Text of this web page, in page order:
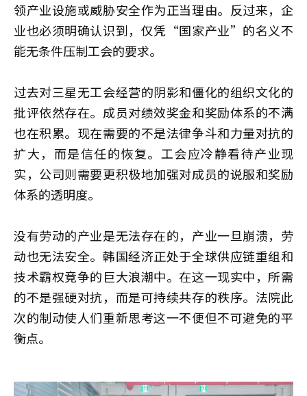
领产业设施或威胁安全作为正当理由。反过来，企
业也必须明确认识到，仅凭“国家产业”的名义不
能无条件压制工会的要求。
过去对三星无工会经营的阴影和僵化的组织文化的
批评依然存在。成员对绩效奖金和奖励体系的不满
也在积累。现在需要的不是法律争斗和力量对抗的
扩大，而是信任的恢复。工会应冷静看待产业现
实，公司则需要更积极地加强对成员的说服和奖励
体系的透明度。
没有劳动的产业是无法存在的，产业一旦崩溃，劳
动也无法安全。韩国经济正处于全球供应链重组和
技术霸权竞争的巨大浪潮中。在这一现实中，所需
的不是强硬对抗，而是可持续共存的秩序。法院此
次的制动使人们重新思考这一不便但不可避免的平
衡点。